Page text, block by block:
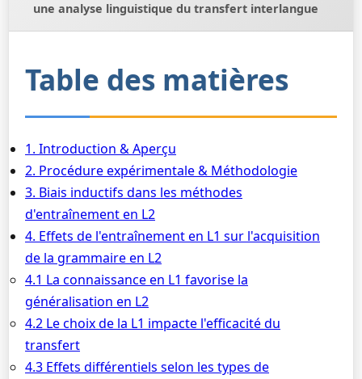
une analyse linguistique du transfert interlangue
Table des matières
1. Introduction & Aperçu
2. Procédure expérimentale & Méthodologie
3. Biais inductifs dans les méthodes
d'entraînement en L2
4. Effets de l'entraînement en L1 sur l'acquisition
de la grammaire en L2
4.1 La connaissance en L1 favorise la
généralisation en L2
4.2 Le choix de la L1 impacte l'efficacité du
transfert
4.3 Effets différentiels selon les types de